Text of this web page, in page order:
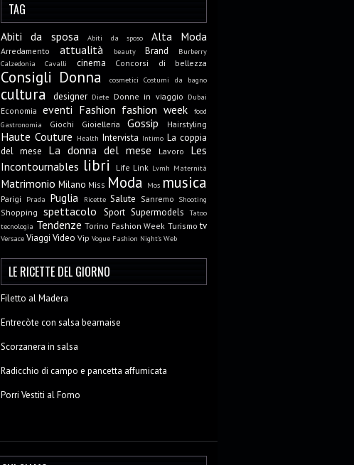
TAG
Abiti da sposa Abiti da sposo Alta Moda
Arredamento attualità beauty Brand
Burberry
Calzedonia
Cavalli cinema Concorsi di bellezza
Consigli Donna cosmetici Costumi da bagno
cultura designer Diete Donne in viaggio Dubai
Economia eventi Fashion fashion week
food
Gastronomia
Giochi Gioielleria Gossip Hairstyling
Haute Couture Health Intervista Intimo La coppia
del mese
La donna del mese Lavoro
Les
Incontournables libri Life Link Lvmh Maternità
Matrimonio Milano Miss Moda Mos musica
Parigi Prada Puglia Ricette Salute Sanremo Shooting
Shopping spettacolo Sport Supermodels
Tatoo
tecnologia Tendenze Torino Fashion Week Turismo tv
Versace Viaggi Video Vip Vogue Fashion Night's Web
LE RICETTE DEL GIORNO
Filetto al Madera
Entrecòte con salsa bearnaise
Scorzanera in salsa
Radicchio di campo e pancetta affumicata
Porri Vestiti al Forno